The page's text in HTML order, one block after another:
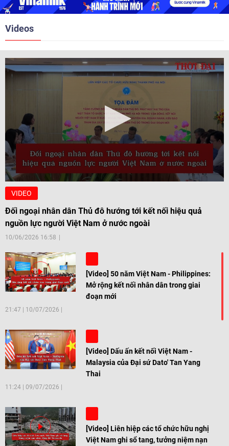
2010, 2016, 2018, 2021.
Videos
VIDEO
Đối ngoại nhân dân Thủ đô hướng tới kết nối hiệu quả
nguồn lực người Việt Nam ở nước ngoài
10/06/2026 16:58
[Video] 50 năm Việt Nam - Philippines:
Mở rộng kết nối nhân dân trong giai
đoạn mới
21:47 | 10/07/2026
[Video] Dấu ấn kết nối Việt Nam -
Malaysia của Đại sứ Dato' Tan Yang
Thai
11:24 | 09/07/2026
[Video] Liên hiệp các tổ chức hữu nghị
Việt Nam ghi sổ tang, tưởng niệm nạn